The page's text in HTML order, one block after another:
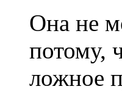
Она не
потому,
ложное